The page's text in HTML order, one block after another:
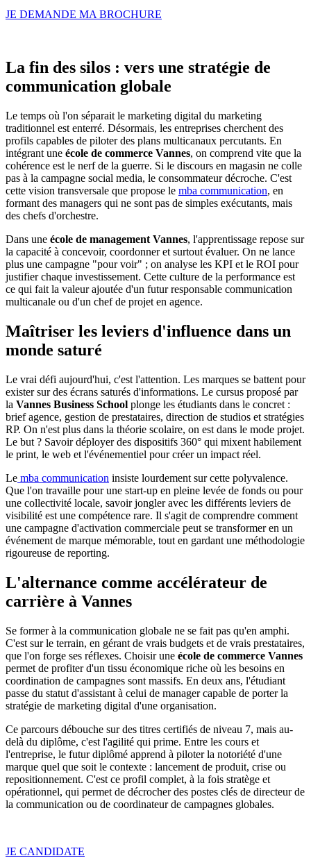
JE DEMANDE MA BROCHURE
La fin des silos : vers une stratégie de
communication globale
Le temps où l'on séparait le marketing digital du marketing
traditionnel est enterré. Désormais, les entreprises cherchent des
profils capables de piloter des plans multicanaux percutants. En
intégrant une école de commerce Vannes, on comprend vite que la
cohérence est le nerf de la guerre. Si le discours en magasin ne colle
pas à la campagne social media, le consommateur décroche. C'est
cette vision transversale que propose le mba communication, en
formant des managers qui ne sont pas de simples exécutants, mais
des chefs d'orchestre.
Dans une école de management Vannes, l'apprentissage repose sur
la capacité à concevoir, coordonner et surtout évaluer. On ne lance
plus une campagne "pour voir" ; on analyse les KPI et le ROI pour
justifier chaque investissement. Cette culture de la performance est
ce qui fait la valeur ajoutée d'un futur responsable communication
multicanale ou d'un chef de projet en agence.
Maîtriser les leviers d'influence dans un
monde saturé
Le vrai défi aujourd'hui, c'est l'attention. Les marques se battent pour
exister sur des écrans saturés d'informations. Le cursus proposé par
la Vannes Business School plonge les étudiants dans le concret :
brief agence, gestion de prestataires, direction de studios et stratégies
RP. On n'est plus dans la théorie scolaire, on est dans le mode projet.
Le but ? Savoir déployer des dispositifs 360° qui mixent habilement
le print, le web et l'événementiel pour créer un impact réel.
Le mba communication insiste lourdement sur cette polyvalence.
Que l'on travaille pour une start-up en pleine levée de fonds ou pour
une collectivité locale, savoir jongler avec les différents leviers de
visibilité est une compétence rare. Il s'agit de comprendre comment
une campagne d'activation commerciale peut se transformer en un
événement de marque mémorable, tout en gardant une méthodologie
rigoureuse de reporting.
L'alternance comme accélérateur de
carrière à Vannes
Se former à la communication globale ne se fait pas qu'en amphi.
C'est sur le terrain, en gérant de vrais budgets et de vrais prestataires,
que l'on forge ses réflexes. Choisir une école de commerce Vannes
permet de profiter d'un tissu économique riche où les besoins en
coordination de campagnes sont massifs. En deux ans, l'étudiant
passe du statut d'assistant à celui de manager capable de porter la
stratégie de marketing digital d'une organisation.
Ce parcours débouche sur des titres certifiés de niveau 7, mais au-
delà du diplôme, c'est l'agilité qui prime. Entre les cours et
l'entreprise, le futur diplômé apprend à piloter la notoriété d'une
marque quel que soit le contexte : lancement de produit, crise ou
repositionnement. C'est ce profil complet, à la fois stratège et
opérationnel, qui permet de décrocher des postes clés de directeur de
la communication ou de coordinateur de campagnes globales.
JE CANDIDATE